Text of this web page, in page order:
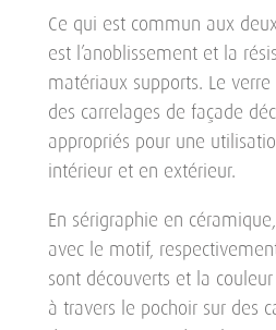
Ce qui est commun aux
est l’anoblissement et la
matériaux supports. Le
des carrelages de façade
appropriés pour une
intérieur et en extérieur.
En sérigraphie en
avec le motif,
sont découverts et la
à travers le pochoir sur des